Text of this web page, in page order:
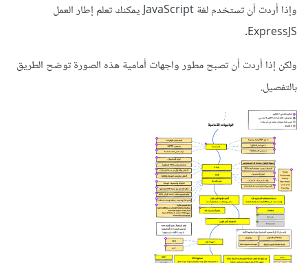
وإذا أردت أن تستخدم لغة JavaScript يمكنك تعلم إطار العمل
ExpressJS.
ولكن إذا أردت أن تصبح مطور واجهات أمامية هذه الصورة توضح الطريق
بالتفصيل.